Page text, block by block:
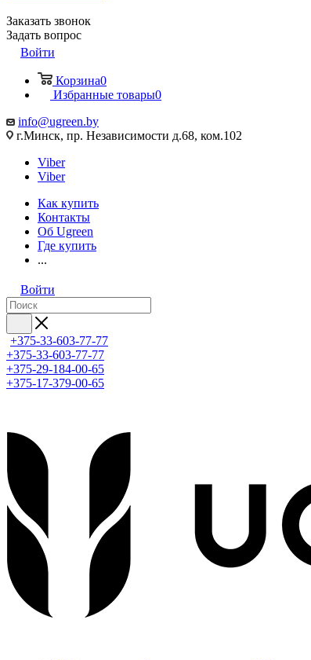
Заказать звонок
Задать вопрос
Войти
Корзина0
Избранные товары0
info@ugreen.by
г.Минск, пр. Независимости д.68, ком.102
Viber
Viber
Как купить
Контакты
Об Ugreen
Где купить
...
Войти
+375-33-603-77-77
+375-33-603-77-77
+375-29-184-00-65
+375-17-379-00-65